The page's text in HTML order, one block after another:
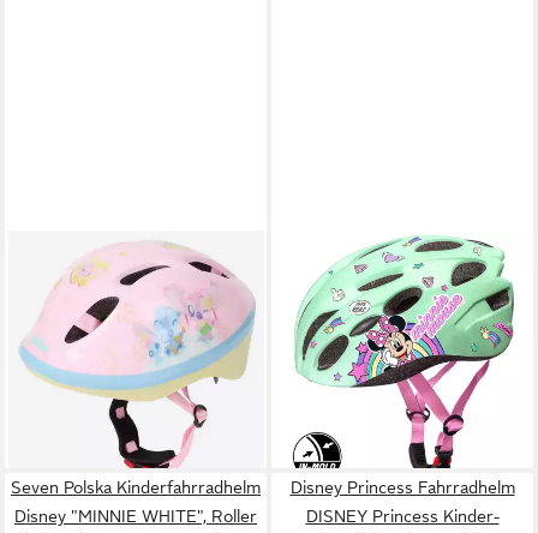
Fahrradhelm Kinderhelm
Princess und Frozen
19,99 € UVP 39,95 €
-50%
lieferbar - in 4-5 Werktagen bei dir
SEVEN POLSKA
Kinderfahrradhelm Disney In-
Mold, "Minnie Mouse", M: 52-
56cm, ab ca. 6 Jahre
ab 28,95 € UVP43,99 €
lieferbar - in 8-10 Werktagen bei
dir
Seven Polska Kinderfahrradhelm
Disney "MINNIE WHITE", Roller
Disney Princess Fahrradhelm
DISNEY Princess Kinder-